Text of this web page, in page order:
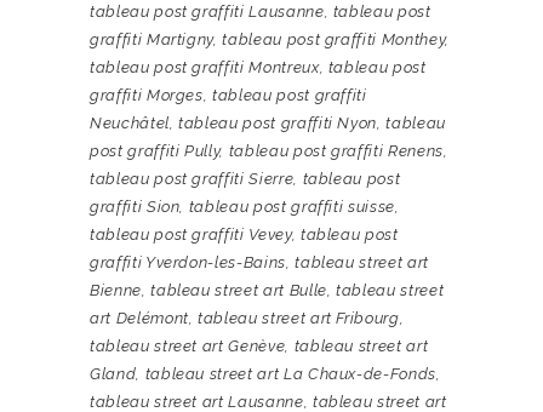
tableau post graffiti Lausanne tableau post
graffiti Martigny,tableau post graffiti Monthey,
tableau post graffiti Montreux, tableau post
graffiti Morges ,tableau post graffiti
Neuchâtel ,tableau post graffiti Nyon ,tableau
post graffiti Pully, tableau post graffiti Renens
tableau post graffiti Sierre tableau post
graffiti Sion tableau post graffiti suisse
tableau post graffiti Vevey, tableau post
graffiti Yverdon-les-Bains ,tableau street art
Bienne ,tableau street art Bulle ,tableau street
art Delémont ,tableau street art Fribourg
tableau street art Genève tableau street art
Gland tableau street art La Chaux-de-Fonds
tableau street art Lausanne tableau street art